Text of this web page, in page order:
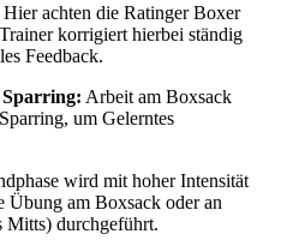
Hier achten die Ratinger Boxer
korrigiert hierbei ständig
Feedback.
Arbeit am Boxsack
um Gelerntes
wird mit hoher Intensität
Übung am Boxsack oder an
Mitts) durchgeführt.